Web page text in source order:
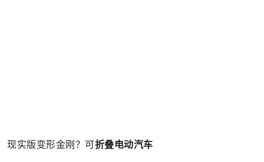
现实版变形金刚？可折叠电动汽车